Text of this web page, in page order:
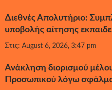
Διεθνές Απολυτήριο:
υποβολής αίτησης
Στις: August 6, 2026, 3:47 pm
Ανάκληση διορισμού
Προσωπικού λόγω